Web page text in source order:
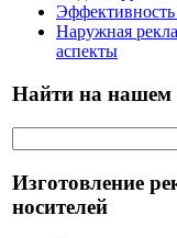
Наружная
аспекты
Найти на нашем
Изготовление
носителей